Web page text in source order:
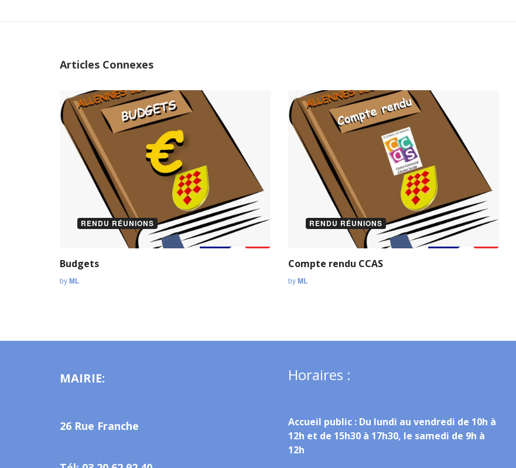
Articles Connexes
RENDU RÉUNIONS
Budgets
byML
RENDU RÉUNIONS
Compte rendu CCAS
byML
MAIRIE:
26 Rue Franche
Horaires :
Accueil public : Du lundi au vendredi de 10h à
12h et de 15h30 à 17h30, le samedi de 9h à
12h